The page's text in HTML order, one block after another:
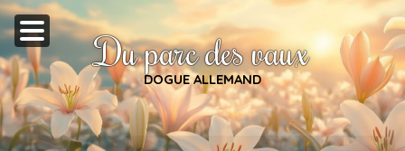
Du parc des vaux
DOGUE ALLEMAND